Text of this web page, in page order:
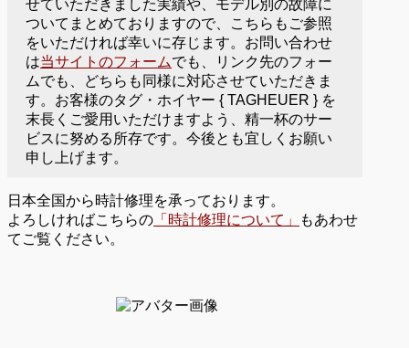
せていただきました実績や、モデル別の故障に
ついてまとめておりますので、こちらもご参照
をいただければ幸いに存じます。お問い合わせ
は当サイトのフォームでも、リンク先のフォー
ムでも、どちらも同様に対応させていただきま
す。お客様のタグ・ホイヤー { TAGHEUER } を
末長くご愛用いただけますよう、精一杯のサー
ビスに努める所存です。今後とも宜しくお願い
申し上げます。
日本全国から時計修理を承っております。
よろしければこちらの 「時計修理について」
もあわせ
てご覧ください。